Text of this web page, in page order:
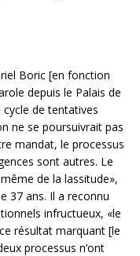
Boric [en fonction
depuis le Palais de
de tentatives
ne se poursuivrait pas
mandat, le processus
sont autres. Le
de la lassitude»,
37 ans. Il a reconnu
infructueux, «le
résultat marquant [le
processus n’ont